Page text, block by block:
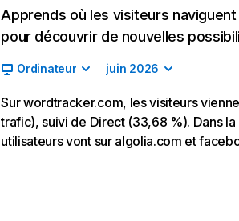
Apprends où les visiteurs
pour découvrir de nouvelles
Ordinateur juin 2026
Sur wordtracker.com, les visiteurs
trafic), suivi de Direct (33,68 %). Dans
utilisateurs vont sur algolia.com et